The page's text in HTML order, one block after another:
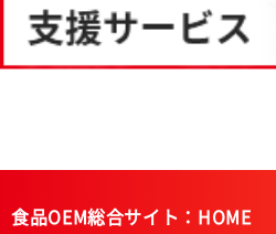
食品OEM総合サイト：HOME